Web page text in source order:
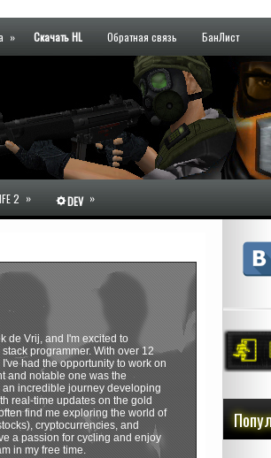
» Скачать HL Обратная связь БанЛист
2 » DEV »
de Vrij, and I'm excited to
programmer. With over 12
had the opportunity to work on
and notable one was the
an incredible journey developing
real-time updates on the gold
find me exploring the world of
cryptocurrencies, and
a passion for cycling and enjoy
in my free time.